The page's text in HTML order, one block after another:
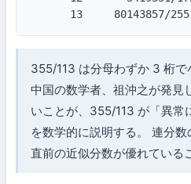
13     80143857/
355/113 は分母わずか 3 桁
中国の数学者、祖沖之が発見
いことが、355/113 が「異常
を数学的に説明する。 連分数
直前の近似分数が優れている